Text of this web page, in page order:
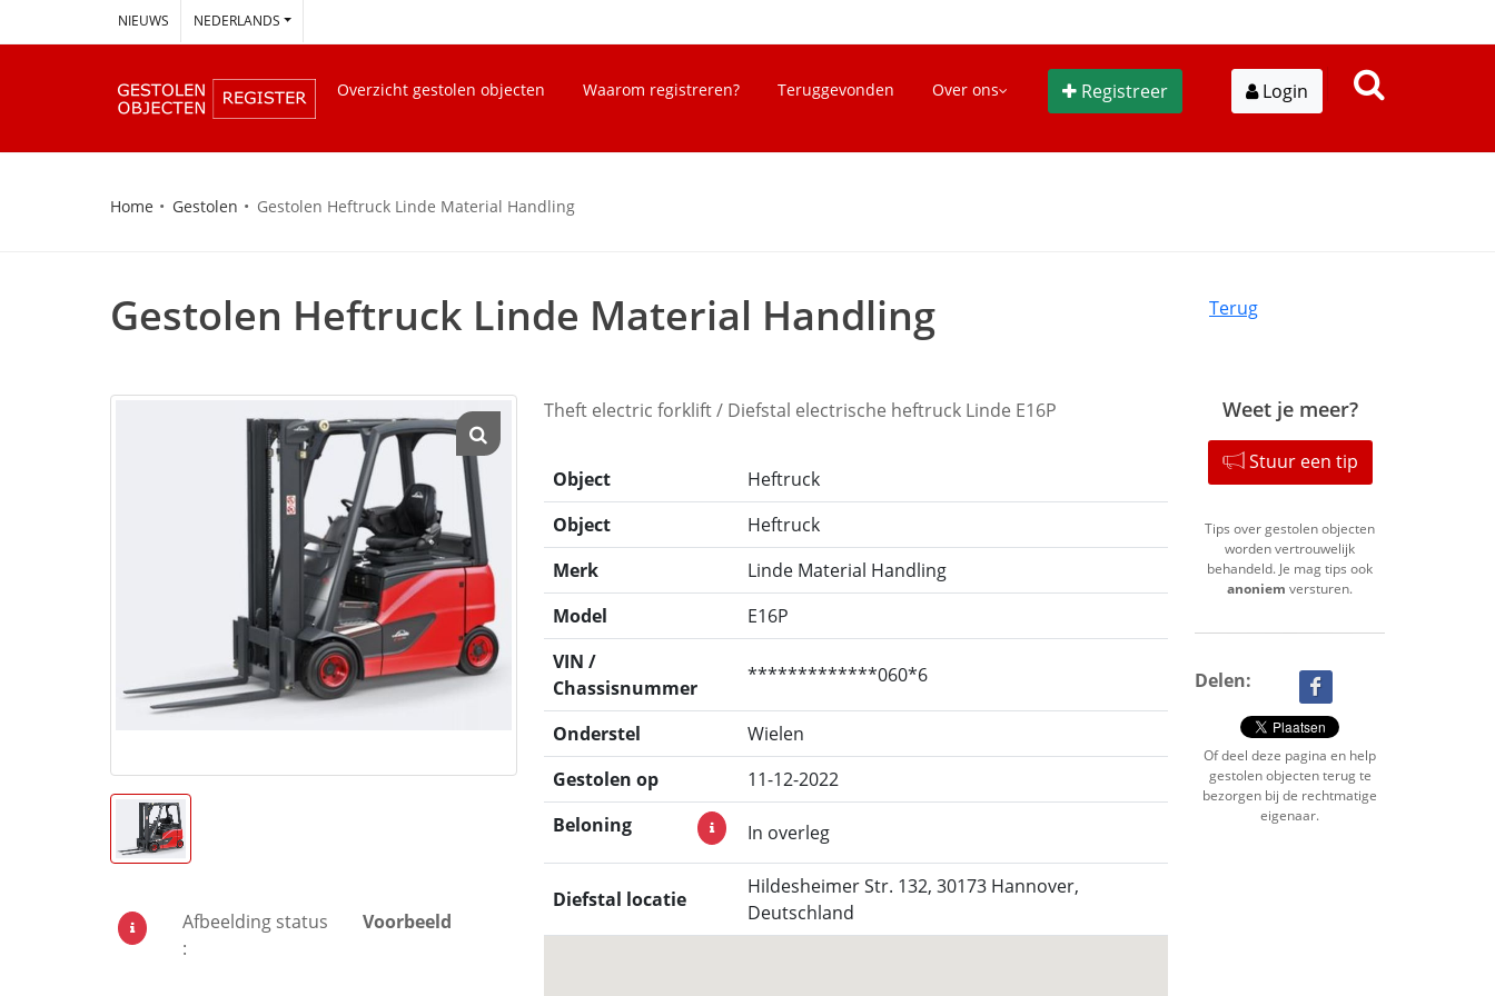
NIEUWS NEDERLANDS
Overzicht gestolen objecten Waarom registreren? Teruggevonden Over ons Registreer Login
Home Gestolen Gestolen Heftruck Linde Material Handling
Gestolen Heftruck Linde Material Handling Terug
Afbeelding status
:
Voorbeeld
Theft electric forklift / Diefstal electrische heftruck Linde E16P
Object
Heftruck
Object
Heftruck
Merk
Linde Material Handling
Model
E16P
VIN /
Chassisnummer
*************060*6
Onderstel
Wielen
Gestolen op
11-12-2022
Beloning
In overleg
Diefstal locatie
Hildesheimer Str. 132, 30173 Hannover,
Deutschland
Weet je meer?
Stuur een tip
Tips over gestolen objecten
worden vertrouwelijk
behandeld. Je mag tips ook
anoniem versturen.
Delen:
Of deel deze pagina en help
gestolen objecten terug te
bezorgen bij de rechtmatige
eigenaar.